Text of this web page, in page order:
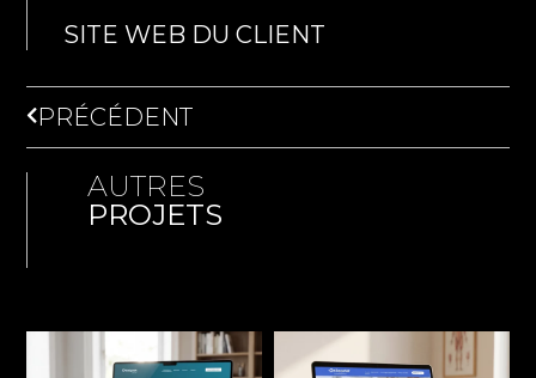
SITE WEB DU CLIENT
PRÉCÉDENT
AUTRES
PROJETS